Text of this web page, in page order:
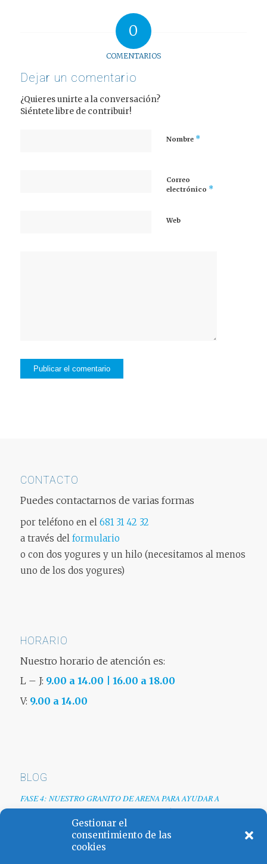
Gestionar el
consentimiento de las
cookies
0
COMENTARIOS
Dejar un comentario
¿Quieres unirte a la conversación?
Siéntete libre de contribuir!
Nombre *
Correo
electrónico *
Web
CONTACTO
Puedes contactarnos de varias formas
por teléfono en el 681 31 42 32
a través del formulario
o con dos yogures y un hilo (necesitamos al menos
uno de los dos yogures)
HORARIO
Nuestro horario de atención es:
L – J: 9.00 a 14.00 | 16.00 a 18.00
V: 9.00 a 14.00
BLOG
FASE 4: NUESTRO GRANITO DE ARENA PARA AYUDAR A
EMPRESAS TRAS LA CRISIS DEL COVID-19
Renovamos web